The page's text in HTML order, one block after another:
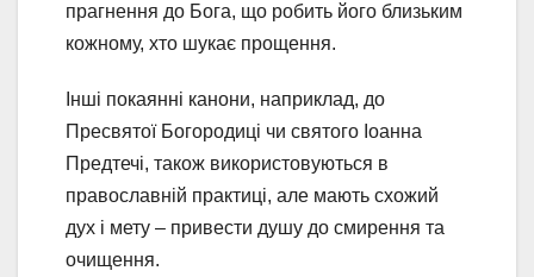
прагнення до Бога, що робить його близьким
кожному, хто шукає прощення.
Інші покаянні канони, наприклад, до
Пресвятої Богородиці чи святого Іоанна
Предтечі, також використовуються в
православній практиці, але мають схожий
дух і мету – привести душу до смирення та
очищення.